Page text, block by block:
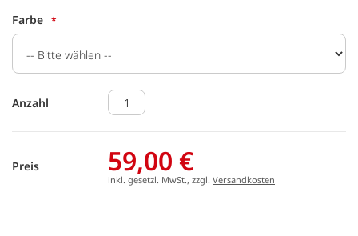
Farbe
Anzahl
Preis 59,00 €
inkl. gesetzl. MwSt., zzgl. Versandkosten